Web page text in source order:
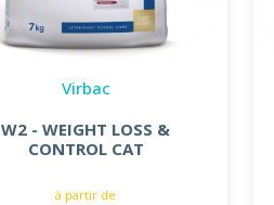
Virbac
W2 - WEIGHT LOSS &
CONTROL CAT
à partir de